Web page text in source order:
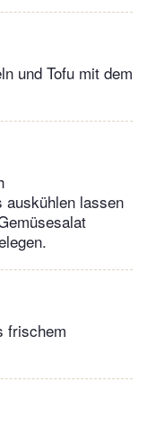
und Tofu mit dem
auskühlen lassen
frischem